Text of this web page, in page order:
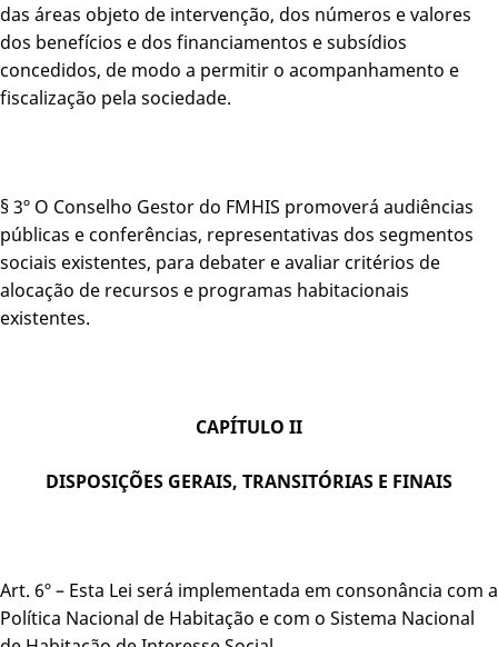
das áreas objeto de intervenção, dos números e valores
dos benefícios e dos financiamentos e subsídios
concedidos, de modo a permitir o acompanhamento e
fiscalização pela sociedade.
§ 3º O Conselho Gestor do FMHIS promoverá audiências
públicas e conferências, representativas dos segmentos
sociais existentes, para debater e avaliar critérios de
alocação de recursos e programas habitacionais
existentes.
CAPÍTULO II
DISPOSIÇÕES GERAIS, TRANSITÓRIAS E FINAIS
Art. 6º – Esta Lei será implementada em consonância com a
Política Nacional de Habitação e com o Sistema Nacional